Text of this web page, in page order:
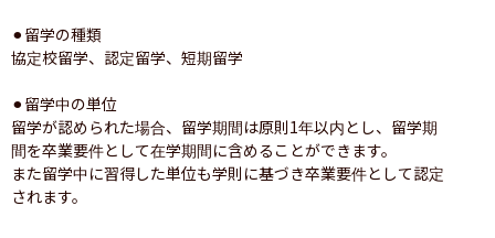
⚫︎留学の種類
協定校留学、認定留学、短期留学
⚫︎留学中の単位
留学が認められた場合、留学期間は原則1年以内とし、留学期
間を卒業要件として在学期間に含めることができます。
また留学中に習得した単位も学則に基づき卒業要件として認定
されます。